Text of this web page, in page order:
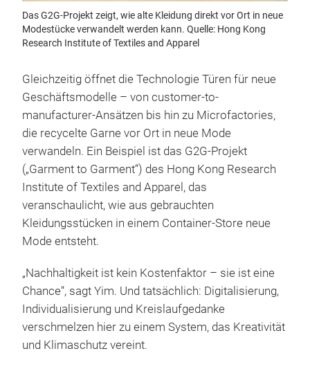
Das G2G-Projekt zeigt, wie alte Kleidung direkt vor Ort in neue
Modestücke verwandelt werden kann. Quelle: Hong Kong
Research Institute of Textiles and Apparel
Gleichzeitig öffnet die Technologie Türen für neue
Geschäftsmodelle – von customer-to-
manufacturer-Ansätzen bis hin zu Microfactories,
die recycelte Garne vor Ort in neue Mode
verwandeln. Ein Beispiel ist das G2G-Projekt
(„Garment to Garment“) des Hong Kong Research
Institute of Textiles and Apparel, das
veranschaulicht, wie aus gebrauchten
Kleidungsstücken in einem Container-Store neue
Mode entsteht.
„Nachhaltigkeit ist kein Kostenfaktor – sie ist eine
Chance“, sagt Yim. Und tatsächlich: Digitalisierung,
Individualisierung und Kreislaufgedanke
verschmelzen hier zu einem System, das Kreativität
und Klimaschutz vereint.